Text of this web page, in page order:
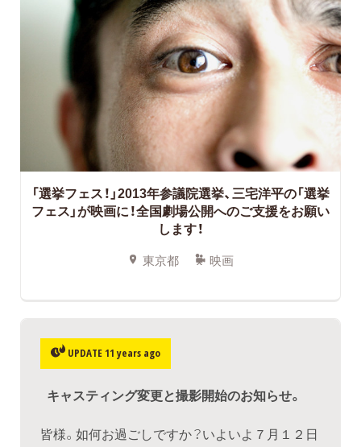
「選挙フェス！」2013年参議院選挙、三宅洋平の「選挙
フェス」が映画に！全国劇場公開へのご支援をお願い
します！
東京都 映画
UPDATE 11 years ago
キャスティング変更と撮影開始のお知らせ。
皆様。如何お過ごしですか？いよいよ７月１２日